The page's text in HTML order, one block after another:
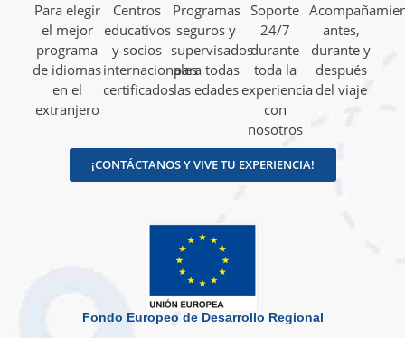
Para elegir
el mejor
programa
de idiomas
en el
extranjero
Centros
educativos
y socios
internacionales
certificados
Programas
seguros y
supervisados
para todas
las edades
Soporte
24/7
durante
toda la
experiencia
con
nosotros
antes,
durante y
después
del viaje
¡CONTÁCTANOS Y VIVE TU EXPERIENCIA!
Fondo Europeo de Desarrollo Regional